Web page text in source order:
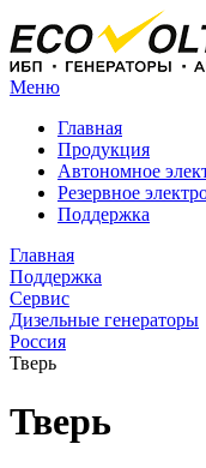
Меню
Главная
Продукция
Автономное
Резервное
Поддержка
Главная
Поддержка
Сервис
Дизельные генераторы
Россия
Тверь
Тверь